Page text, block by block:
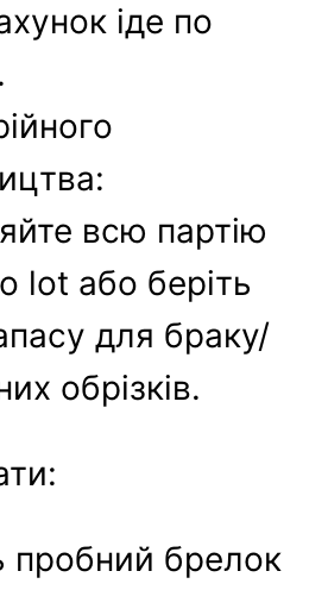
іде по
всю партію
lot або беріть
для браку/
обрізків.
пробний брелок